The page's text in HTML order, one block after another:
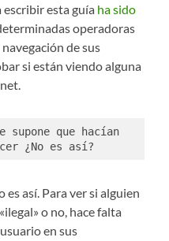
escribir esta guía ha sido
operadoras
de sus
si están viendo alguna
supone que hacían
¿No es así?
así. Para ver si alguien
o no, hace falta
en sus